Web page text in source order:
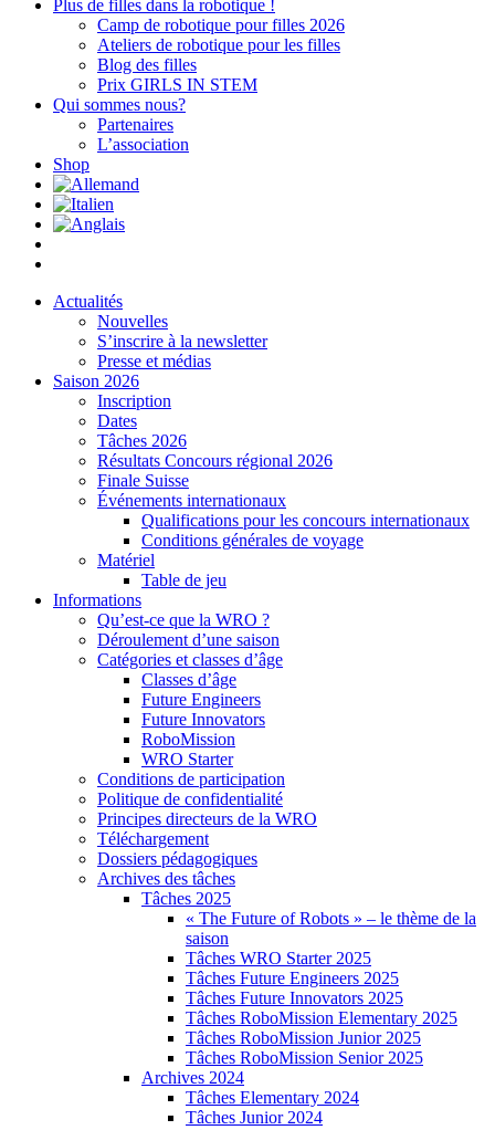
Plus de filles dans la robotique !
Camp de robotique pour filles 2026
Ateliers de robotique pour les filles
Blog des filles
Prix GIRLS IN STEM
Qui sommes nous?
Partenaires
L’association
Shop
Actualités
Nouvelles
S’inscrire à la newsletter
Presse et médias
Saison 2026
Inscription
Dates
Tâches 2026
Résultats Concours régional 2026
Finale Suisse
Événements internationaux
Qualifications pour les concours internationaux
Conditions générales de voyage
Matériel
Table de jeu
Informations
Qu’est-ce que la WRO ?
Déroulement d’une saison
Catégories et classes d’âge
Classes d’âge
Future Engineers
Future Innovators
RoboMission
WRO Starter
Conditions de participation
Politique de confidentialité
Principes directeurs de la WRO
Téléchargement
Dossiers pédagogiques
Archives des tâches
Tâches 2025
« The Future of Robots » – le thème de la
saison
Tâches WRO Starter 2025
Tâches Future Engineers 2025
Tâches Future Innovators 2025
Tâches RoboMission Elementary 2025
Tâches RoboMission Junior 2025
Tâches RoboMission Senior 2025
Archives 2024
Tâches Elementary 2024
Tâches Junior 2024